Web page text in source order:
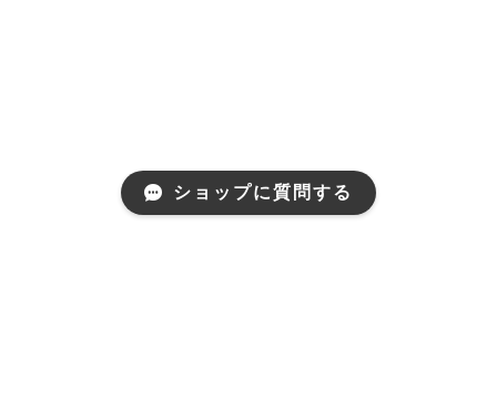
ショップに質問する